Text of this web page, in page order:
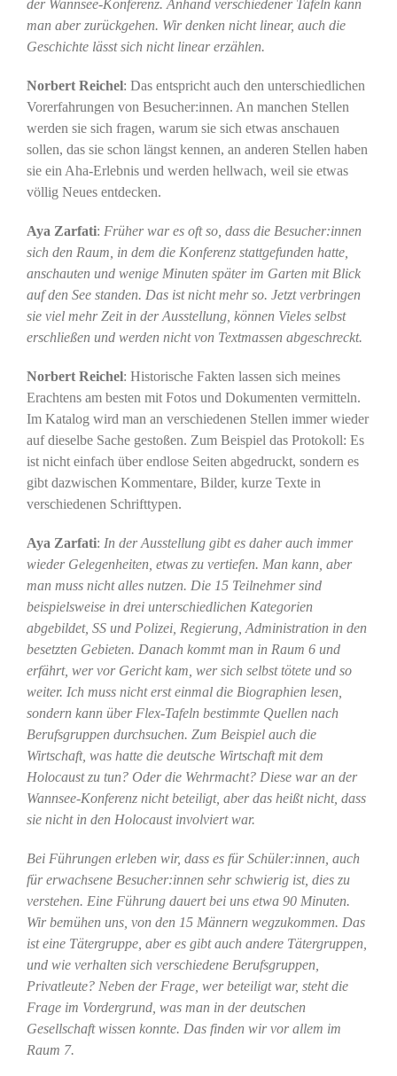
der Wannsee-Konferenz. Anhand verschiedener Tafeln kann
man aber zurückgehen. Wir denken nicht linear, auch die
Geschichte lässt sich nicht linear erzählen.
Norbert Reichel: Das entspricht auch den unterschiedlichen
Vorerfahrungen von Besucher:innen. An manchen Stellen
werden sie sich fragen, warum sie sich etwas anschauen
sollen, das sie schon längst kennen, an anderen Stellen haben
sie ein Aha-Erlebnis und werden hellwach, weil sie etwas
völlig Neues entdecken.
Aya Zarfati: Früher war es oft so, dass die Besucher:innen
sich den Raum, in dem die Konferenz stattgefunden hatte,
anschauten und wenige Minuten später im Garten mit Blick
auf den See standen. Das ist nicht mehr so. Jetzt verbringen
sie viel mehr Zeit in der Ausstellung, können Vieles selbst
erschließen und werden nicht von Textmassen abgeschreckt.
Norbert Reichel: Historische Fakten lassen sich meines
Erachtens am besten mit Fotos und Dokumenten vermitteln.
Im Katalog wird man an verschiedenen Stellen immer wieder
auf dieselbe Sache gestoßen. Zum Beispiel das Protokoll: Es
ist nicht einfach über endlose Seiten abgedruckt, sondern es
gibt dazwischen Kommentare, Bilder, kurze Texte in
verschiedenen Schrifttypen.
Aya Zarfati: In der Ausstellung gibt es daher auch immer
wieder Gelegenheiten, etwas zu vertiefen. Man kann, aber
man muss nicht alles nutzen. Die 15 Teilnehmer sind
beispielsweise in drei unterschiedlichen Kategorien
abgebildet, SS und Polizei, Regierung, Administration in den
besetzten Gebieten. Danach kommt man in Raum 6 und
erfährt, wer vor Gericht kam, wer sich selbst tötete und so
weiter. Ich muss nicht erst einmal die Biographien lesen,
sondern kann über Flex-Tafeln bestimmte Quellen nach
Berufsgruppen durchsuchen. Zum Beispiel auch die
Wirtschaft, was hatte die deutsche Wirtschaft mit dem
Holocaust zu tun? Oder die Wehrmacht? Diese war an der
Wannsee-Konferenz nicht beteiligt, aber das heißt nicht, dass
sie nicht in den Holocaust involviert war.
Bei Führungen erleben wir, dass es für Schüler:innen, auch
für erwachsene Besucher:innen sehr schwierig ist, dies zu
verstehen. Eine Führung dauert bei uns etwa 90 Minuten.
Wir bemühen uns, von den 15 Männern wegzukommen. Das
ist eine Tätergruppe, aber es gibt auch andere Tätergruppen,
und wie verhalten sich verschiedene Berufsgruppen,
Privatleute? Neben der Frage, wer beteiligt war, steht die
Frage im Vordergrund, was man in der deutschen
Gesellschaft wissen konnte. Das finden wir vor allem im
Raum 7.